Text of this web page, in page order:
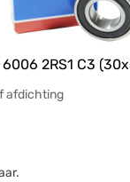
2RS1 C3
afdichting